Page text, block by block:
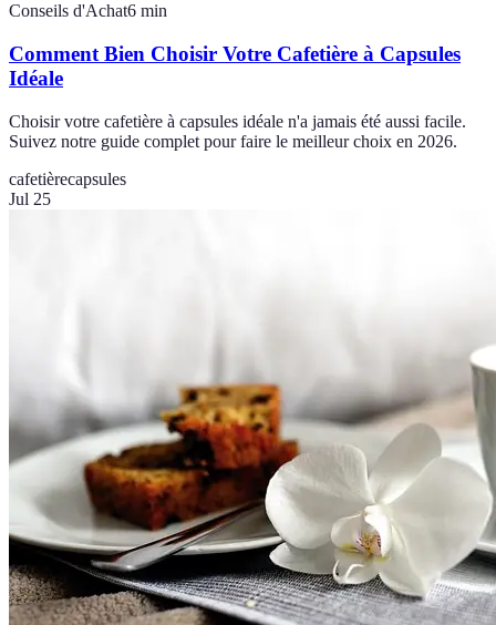
Conseils d'Achat6 min
Comment Bien Choisir Votre Cafetière à Capsules
Idéale
Choisir votre cafetière à capsules idéale n'a jamais été aussi facile.
Suivez notre guide complet pour faire le meilleur choix en 2026.
cafetièrecapsules
Jul 25